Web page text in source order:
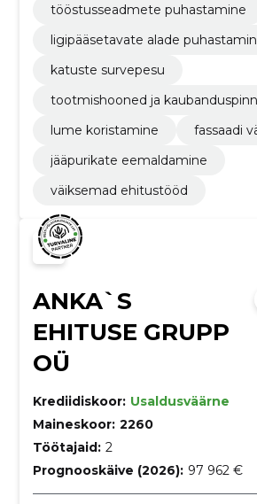
tööstusseadmete puhastamine
ligipääsetavate alade
katuste survepesu
tootmishooned ja
lume koristamine
fassaadi
jääpurikate eemaldamine
väiksemad ehitustööd
ANKA`S
EHITUSE GRUPP
OÜ
Krediidiskoor: Usaldusväärne
Maineskoor: 2260
Töötajaid: 2
Prognooskäive (2026): 97 962 €